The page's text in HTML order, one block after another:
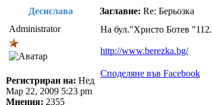
Десислава
Заглавие: Re: Берьозка
Administrator
Регистриран на: Нед
Мар 22, 2009 5:23 pm
Мнения: 2355
На бул."Христо Ботев "112.
http://www.berezka.bg/
Споделяне във Facebook